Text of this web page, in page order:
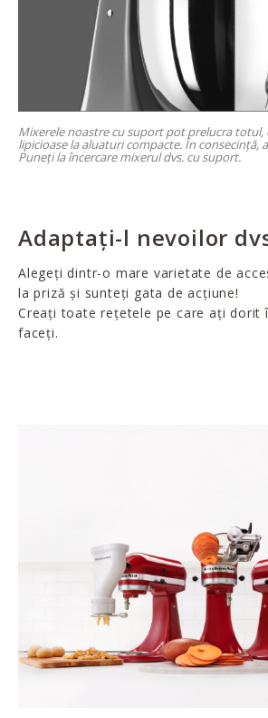
Mixerele noastre cu suport pot prelucra totul,
lipicioase la aluaturi compacte. În consecință,
Puneți la încercare mixerul dvs. cu suport.
Adaptați-l nevoilor
Alegeți dintr-o mare varietate de
la priză și sunteți gata de acțiune!
Creați toate rețetele pe care ați dorit
faceți.